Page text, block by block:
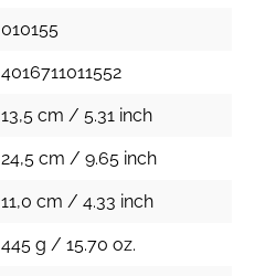
010155
4016711011552
13,5 cm / 5.31 inch
24,5 cm / 9.65 inch
11,0 cm / 4.33 inch
445 g / 15.70 oz.